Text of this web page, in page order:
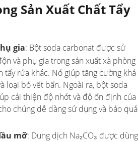
Sản Xuất Chất Tẩy
gia: Bột soda carbonat được sử
và phụ gia trong sản xuất xà phòng
tẩy rửa khác. Nó giúp tăng cường khả
loại bỏ vết bẩn. Ngoài ra, bột soda
cải thiện độ nhớt và độ ổn định của
chúng dễ dàng sử dụng và bảo
mỡ: Dung dịch Na₂CO₃ được dùng